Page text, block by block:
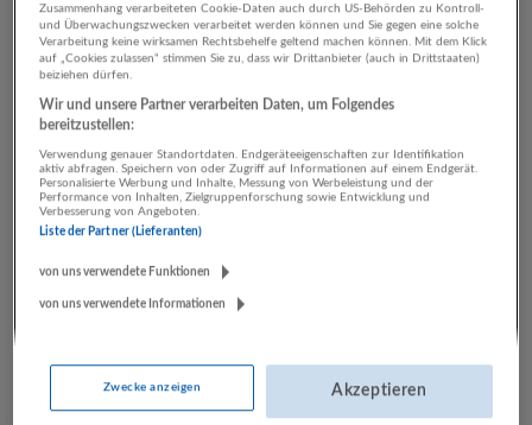
5453 Werfenweng
Chef de Rang
31.07.2026,
Hotelbetriebsgesellschaft mbH
5453 Werfenweng
Zusammenhang verarbeiteten Cookie-Daten auch durch US-Behörden zu Kontroll-
und Überwachungszwecken verarbeitet werden können und Sie gegen eine solche
Verarbeitung keine wirksamen Rechtsbehelfe geltend machen können. Mit dem Klick
auf „Cookies zulassen“ stimmen Sie zu, dass wir Drittanbieter (auch in Drittstaaten)
beiziehen dürfen.
Wir und unsere Partner verarbeiten Daten, um Folgendes
bereitzustellen:
Verwendung genauer Standortdaten. Endgeräteeigenschaften zur Identifikation
aktiv abfragen. Speichern von oder Zugriff auf Informationen auf einem Endgerät.
Personalisierte Werbung und Inhalte, Messung von Werbeleistung und der
Performance von Inhalten, Zielgruppenforschung sowie Entwicklung und
Verbesserung von Angeboten.
Liste der Partner (Lieferanten)
von uns verwendete Funktionen
von uns verwendete Informationen
Zwecke anzeigen Akzeptieren